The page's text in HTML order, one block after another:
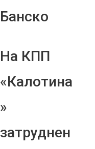
Банско
На КПП
«Калотина
»
затруднен